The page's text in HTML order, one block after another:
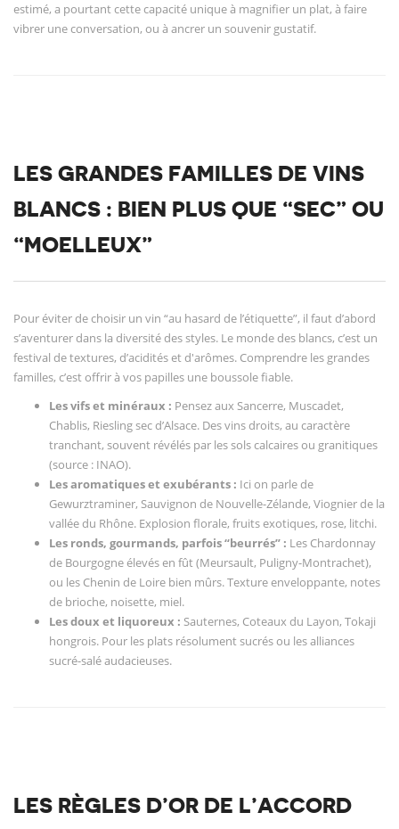
estimé, a pourtant cette capacité unique à magnifier un plat, à faire
vibrer une conversation, ou à ancrer un souvenir gustatif.
LES GRANDES FAMILLES DE VINS
BLANCS : BIEN PLUS QUE “SEC” OU
“MOELLEUX”
Pour éviter de choisir un vin “au hasard de l’étiquette”, il faut d’abord
s’aventurer dans la diversité des styles. Le monde des blancs, c’est un
festival de textures, d’acidités et d'arômes. Comprendre les grandes
familles, c’est offrir à vos papilles une boussole fiable.
Les vifs et minéraux : Pensez aux Sancerre, Muscadet,
Chablis, Riesling sec d’Alsace. Des vins droits, au caractère
tranchant, souvent révélés par les sols calcaires ou granitiques
(source : INAO).
Les aromatiques et exubérants : Ici on parle de
Gewurztraminer, Sauvignon de Nouvelle-Zélande, Viognier de la
vallée du Rhône. Explosion florale, fruits exotiques, rose, litchi.
Les ronds, gourmands, parfois “beurrés” : Les Chardonnay
de Bourgogne élevés en fût (Meursault, Puligny-Montrachet),
ou les Chenin de Loire bien mûrs. Texture enveloppante, notes
de brioche, noisette, miel.
Les doux et liquoreux : Sauternes, Coteaux du Layon, Tokaji
hongrois. Pour les plats résolument sucrés ou les alliances
sucré-salé audacieuses.
LES RÈGLES D’OR DE L’ACCORD